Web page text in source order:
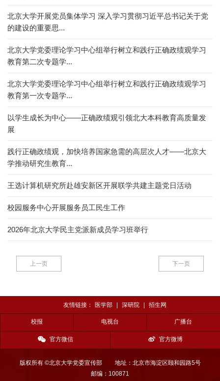
北京大学开展党员集体学习 深入学习贯彻习近平总书记关于党
的建设的重要思...
北京大学党委理论学习中心组举行树立和践行正确政绩观学习
教育第二次专题学...
北京大学党委理论学习中心组举行树立和践行正确政绩观学习
教育第一次专题学...
以学生成长为中心——正确政绩观引领北大本科教育高质量发
展
践行正确政绩观，加快培养国家急需的高层次人才——北京大
学推动研究生教育...
王选计算机研究所赴雄安新区开展联学共建主题党日活动
校园服务中心开展服务员工民生工作
2026年北京大学民主党派新成员学习班举行
上一页 下一页
友情链接： 医学部 深研院 招生网
校报 电视台 广播台
官方微信 官方微博
版权所有 ©北京大学党委宣传部
地址：北京市海淀区颐和园路5号
邮编：100871